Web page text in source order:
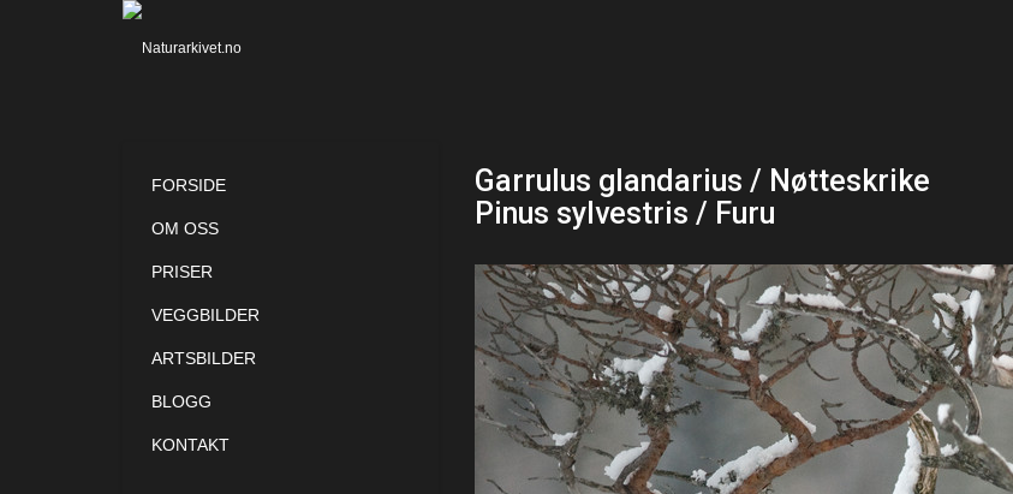
Garrulus glandarius / Nøtteskrike
Pinus sylvestris / Furu
FORSIDE
OM OSS
PRISER
VEGGBILDER
ARTSBILDER
BLOGG
KONTAKT